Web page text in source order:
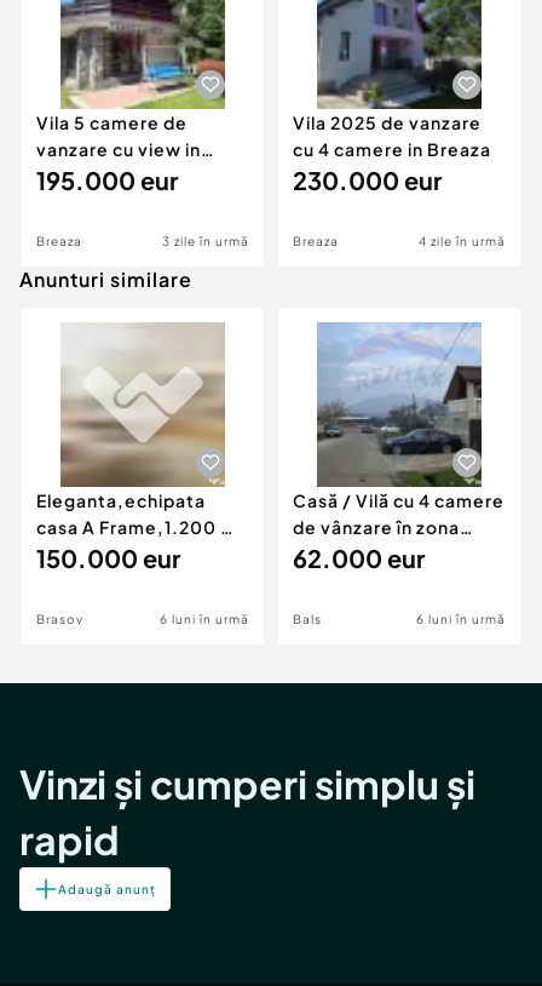
Număr niveluri imobil:
Număr Băi:mai mult de 3
Posibilitate parcare: Da
Nr. locuri parcare:
Curent
Apă
Gaz
Vila 5 camere de
vanzare cu view in
Breaza
195.000 eur
Breaza 3 zile în urmă
Vila 2025 de vanzare
cu 4 camere in Breaza
230.000 eur
Breaza 4 zile în urmă
Anunturi similare
Eleganta,echipata
casa A Frame,1.200 mp
teren,deschidere Pia
150.000 eur
Brasov 6 luni în urmă
Casă / Vilă cu 4 camere
de vânzare în zona
Periferie
62.000 eur
Bals 6 luni în urmă
Vinzi și cumperi simplu și
rapid
Adaugă anunț